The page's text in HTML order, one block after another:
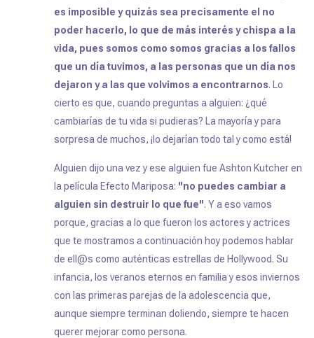
es imposible y quizás sea precisamente el no
poder hacerlo, lo que de más interés y chispa a la
vida, pues somos como somos gracias a los fallos
que un día tuvimos, a las personas que un día nos
dejaron y a las que volvimos a encontrarnos. Lo
cierto es que, cuando preguntas a alguien: ¿qué
cambiarías de tu vida si pudieras? La mayoría y para
sorpresa de muchos, ¡lo dejarían todo tal y como está!
Alguien dijo una vez y ese alguien fue Ashton Kutcher en
la película Efecto Mariposa: ''no puedes cambiar a
alguien sin destruir lo que fue''. Y a eso vamos
porque, gracias a lo que fueron los actores y actrices
que te mostramos a continuación hoy podemos hablar
de ell@s como auténticas estrellas de Hollywood. Su
infancia, los veranos eternos en familia y esos inviernos
con las primeras parejas de la adolescencia que,
aunque siempre terminan doliendo, siempre te hacen
querer mejorar como persona.